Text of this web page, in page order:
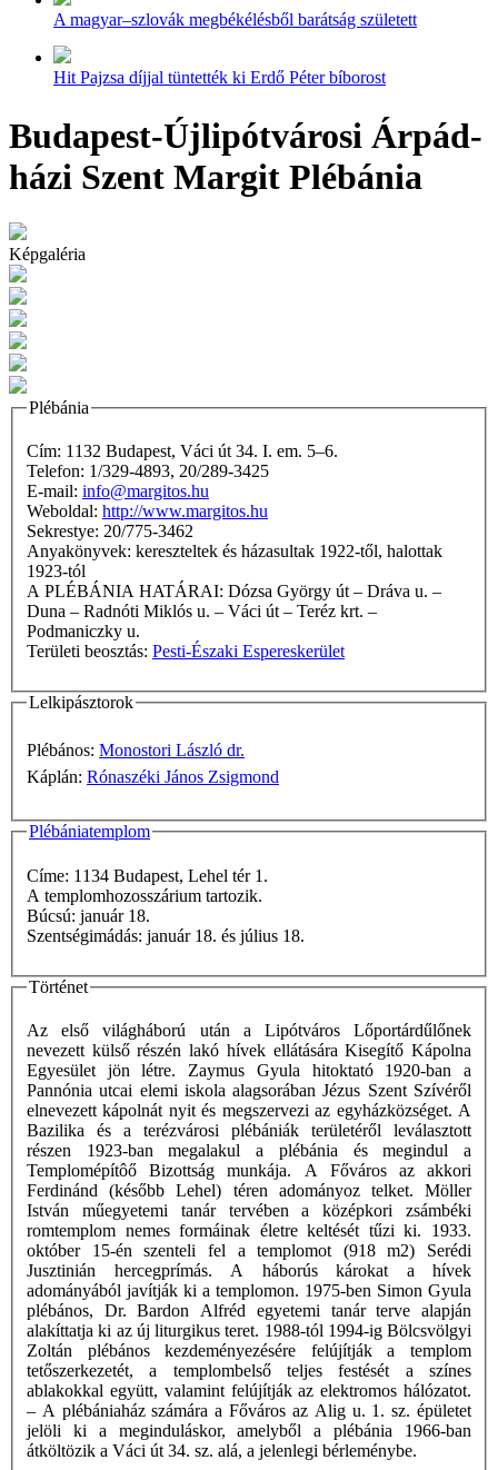
A magyar–szlovák megbékélésből barátság született
Hit Pajzsa díjjal tüntették ki Erdő Péter bíborost
Budapest-Újlipótvárosi Árpád-
házi Szent Margit Plébánia
Képgaléria
Plébánia
Cím: 1132 Budapest, Váci út 34. I. em. 5–6.
Telefon: 1/329-4893, 20/289-3425
E-mail: info@margitos.hu
Weboldal: http://www.margitos.hu
Sekrestye: 20/775-3462
Anyakönyvek: kereszteltek és házasultak 1922-től, halottak
1923-tól
A PLÉBÁNIA HATÁRAI: Dózsa György út – Dráva u. –
Duna – Radnóti Miklós u. – Váci út – Teréz krt. –
Podmaniczky u.
Területi beosztás: Pesti-Északi Espereskerület
Lelkipásztorok
Plébános: Monostori László dr.
Káplán: Rónaszéki János Zsigmond
Plébániatemplom
Címe: 1134 Budapest, Lehel tér 1.
A templomhozosszárium tartozik.
Búcsú: január 18.
Szentségimádás: január 18. és július 18.
Történet
Az első világháború után a Lipótváros Lőportárdűlőnek
nevezett külső részén lakó hívek ellátására Kisegítő Kápolna
Egyesület jön létre. Zaymus Gyula hitoktató 1920-ban a
Pannónia utcai elemi iskola alagsorában Jézus Szent Szívéről
elnevezett kápolnát nyit és megszervezi az egyházközséget. A
Bazilika és a terézvárosi plébániák területéről leválasztott
részen 1923-ban megalakul a plébánia és megindul a
Templomépítôő Bizottság munkája. A Főváros az akkori
Ferdinánd (később Lehel) téren adományoz telket. Möller
István műegyetemi tanár tervében a középkori zsámbéki
romtemplom nemes formáinak életre keltését tűzi ki. 1933.
október 15-én szenteli fel a templomot (918 m2) Serédi
Jusztinián hercegprímás. A háborús károkat a hívek
adományából javítják ki a templomon. 1975-ben Simon Gyula
plébános, Dr. Bardon Alfréd egyetemi tanár terve alapján
alakíttatja ki az új liturgikus teret. 1988-tól 1994-ig Bölcsvölgyi
Zoltán plébános kezdeményezésére felújítják a templom
tetőszerkezetét, a templombelső teljes festését a színes
ablakokkal együtt, valamint felújítják az elektromos hálózatot.
– A plébániaház számára a Főváros az Alig u. 1. sz. épületet
jelöli ki a meginduláskor, amelyből a plébánia 1966-ban
átköltözik a Váci út 34. sz. alá, a jelenlegi bérleménybe.